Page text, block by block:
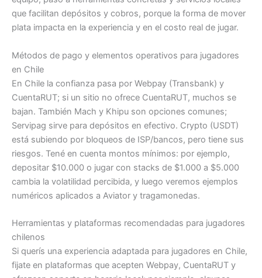
que facilitan depósitos y cobros, porque la forma de mover
plata impacta en la experiencia y en el costo real de jugar.
Métodos de pago y elementos operativos para jugadores
en Chile
En Chile la confianza pasa por Webpay (Transbank) y
CuentaRUT; si un sitio no ofrece CuentaRUT, muchos se
bajan. También Mach y Khipu son opciones comunes;
Servipag sirve para depósitos en efectivo. Crypto (USDT)
está subiendo por bloqueos de ISP/bancos, pero tiene sus
riesgos. Tené en cuenta montos mínimos: por ejemplo,
depositar $10.000 o jugar con stacks de $1.000 a $5.000
cambia la volatilidad percibida, y luego veremos ejemplos
numéricos aplicados a Aviator y tragamonedas.
Herramientas y plataformas recomendadas para jugadores
chilenos
Si querís una experiencia adaptada para jugadores en Chile,
fijate en plataformas que acepten Webpay, CuentaRUT y